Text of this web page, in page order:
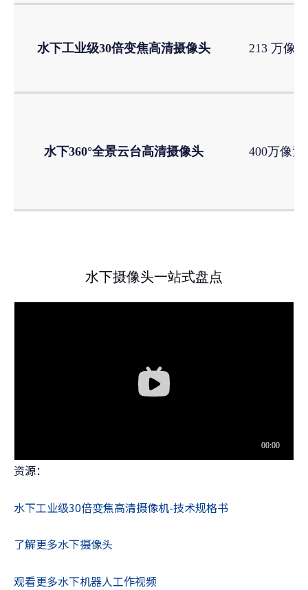
水下工业级30倍变焦高清摄像头 213 万像素
水下360°全景云台高清摄像头 400万像素
水下摄像头一站式盘点
资源：
水下工业级30倍变焦高清摄像机-技术规格书
了解更多水下摄像头
观看更多水下机器人工作视频